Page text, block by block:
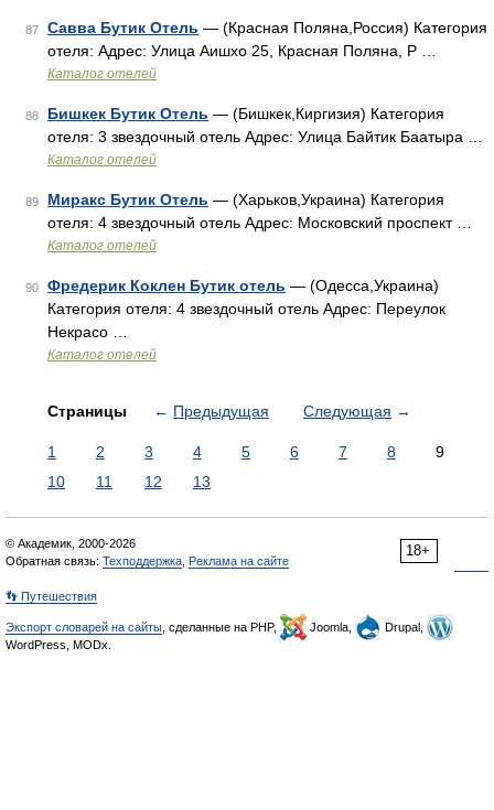
87 Савва Бутик Отель — (Красная Поляна,Россия) Категория
отеля: Адрес: Улица Аишхо 25, Красная Поляна, Р …
Каталог отелей
88 Бишкек Бутик Отель — (Бишкек,Киргизия) Категория
отеля: 3 звездочный отель Адрес: Улица Байтик Баатыра …
Каталог отелей
89 Миракс Бутик Отель — (Харьков,Украина) Категория
отеля: 4 звездочный отель Адрес: Московский проспект …
Каталог отелей
90 Фредерик Коклен Бутик отель — (Одесса,Украина)
Категория отеля: 4 звездочный отель Адрес: Переулок
Некрасо …
Каталог отелей
Страницы ← Предыдущая Следующая →
1 2 3 4 5 6 7 8
9
10
11 12 13
18+
© Академик, 2000-2026
Обратная связь: Техподдержка Реклама на сайте
👣 Путешествия
Экспорт словарей на сайты , сделанные на PHP, Joomla,
Drupal,
WordPress, MODx.